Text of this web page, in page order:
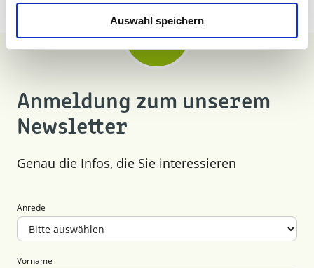
Auswahl speichern
Anmeldung zum unserem
Newsletter
Genau die Infos, die Sie interessieren
Anrede
Vorname